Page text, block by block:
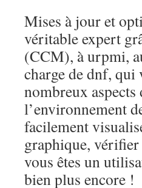
Mises à jour et
véritable expert
(CCM), à urpmi,
charge de dnf, qui
nombreux aspects
l’environnement
facilement
graphique,
vous êtes un
bien plus encore !